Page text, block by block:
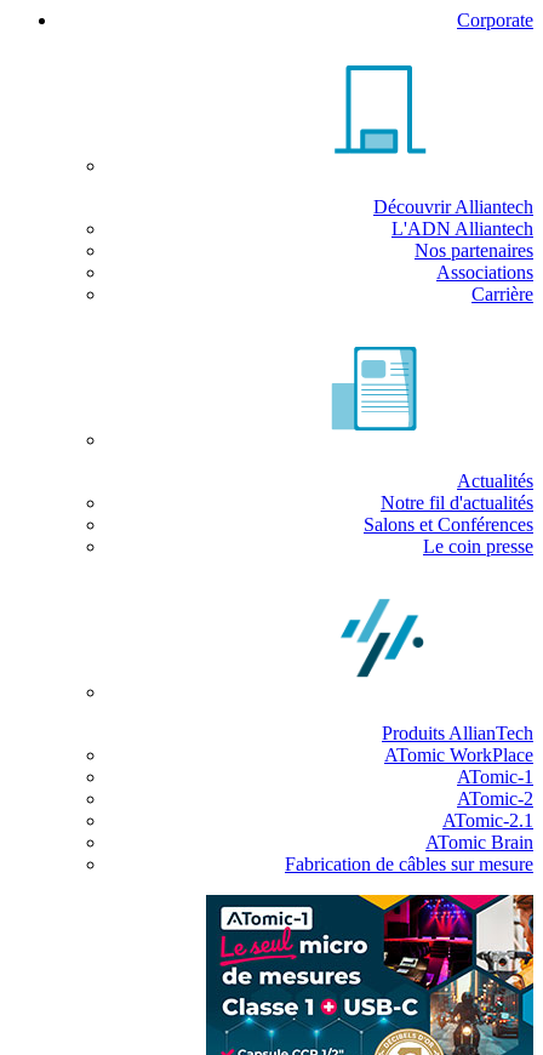
Corporate
Découvrir Alliantech
L'ADN Alliantech
Nos partenaires
Associations
Carrière
Actualités
Notre fil d'actualités
Salons et Conférences
Le coin presse
Produits AllianTech
ATomic WorkPlace
ATomic-1
ATomic-2
ATomic-2.1
ATomic Brain
Fabrication de câbles sur mesure